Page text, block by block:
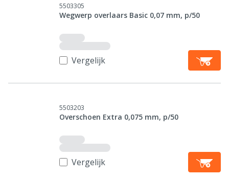
5503305
Wegwerp overlaars Basic 0,07 mm, p/50
Vergelijk
5503203
Overschoen Extra 0,075 mm, p/50
Vergelijk